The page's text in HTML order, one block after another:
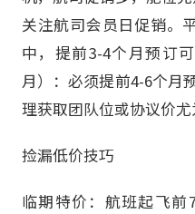
关注航司会员日促销。
中，提前3-4个月预订
月）：必须提前4-6个月
理获取团队位或协议价尤
捡漏低价技巧
临期特价：航班起飞前